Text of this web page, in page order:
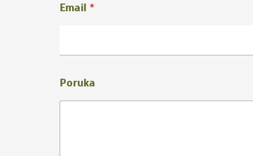
Email *
Poruka